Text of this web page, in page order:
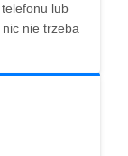
lub
nie trzeba